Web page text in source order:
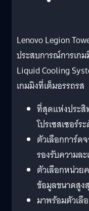
Lenovo Legion
ประสบการณ์การเก
Liquid Cooling
เกมมิงที่เต็มอรรถรส
ที่สุดแห่งประสิ
โปรเซสเซอร์ร
ตัวเลือกการ์ด
รองรับความล
ตัวเลือกหน่วย
ข้อมูลขนาดสูง
มาพร้อมตัวเลื